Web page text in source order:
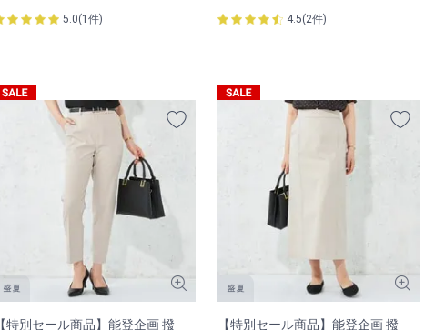
5.0(1件) 4.5(2件)
【特別セール商品】能登企画 撥
【特別セール商品】能登企画 撥